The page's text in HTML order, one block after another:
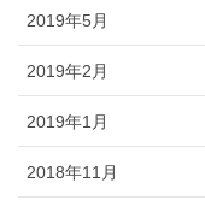
2019年5月
2019年2月
2019年1月
2018年11月